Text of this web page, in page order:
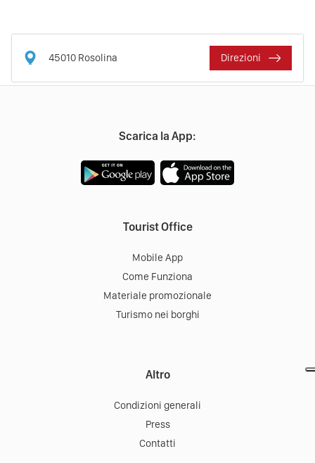
45010 Rosolina Direzioni
Scarica la App:
Tourist Office
Mobile App
Come Funziona
Materiale promozionale
Turismo nei borghi
Altro
Condizioni generali
Press
Contatti